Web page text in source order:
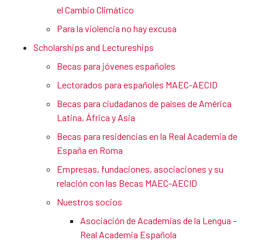
el Cambio Climático
Para la violencia no hay excusa
Scholarships and Lectureships
Becas para jóvenes españoles
Lectorados para españoles MAEC-AECID
Becas para ciudadanos de países de América
Latina, África y Asia
Becas para residencias en la Real Academia de
España en Roma
Empresas, fundaciones, asociaciones y su
relación con las Becas MAEC-AECID
Nuestros socios
Asociación de Academias de la Lengua –
Real Academia Española